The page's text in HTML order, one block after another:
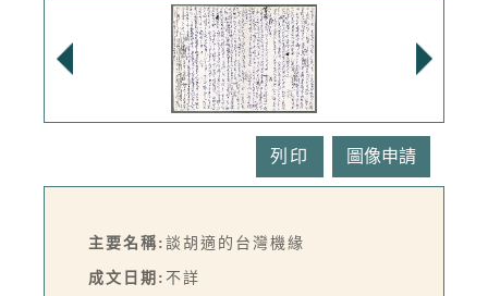
列印
主要名稱: 談胡適的台灣機緣
成文日期: 不詳